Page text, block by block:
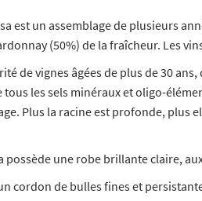
est un assemblage de plusieurs
(50%) de la fraîcheur. Les
de vignes âgées de plus de 30
les sels minéraux et oligo-
Plus la racine est profonde,
possède une robe brillante claire,
cordon de bulles fines et